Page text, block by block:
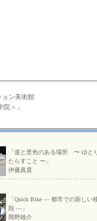
ン美術館
＞」
「道と景色のある場所 〜 ゆと
たらすこと 〜」
伊藤真貴
「Quick Bike — 都市での新しい
段 —」
岡野雄介